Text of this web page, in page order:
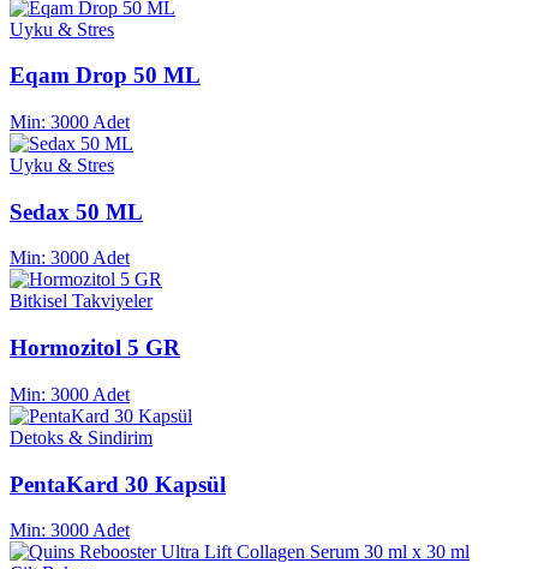
Uyku & Stres
Eqam Drop 50 ML
Min: 3000 Adet
Uyku & Stres
Sedax 50 ML
Min: 3000 Adet
Bitkisel Takviyeler
Hormozitol 5 GR
Min: 3000 Adet
Detoks & Sindirim
PentaKard 30 Kapsül
Min: 3000 Adet